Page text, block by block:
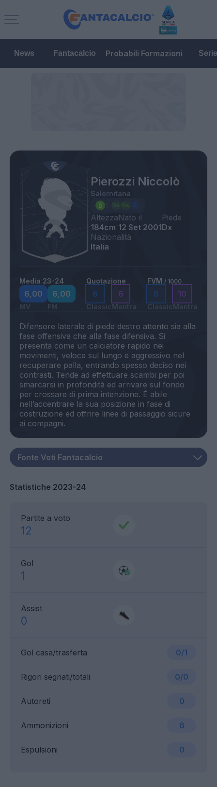
News Fantacalcio Probabili Formazioni
Pierozzi Niccolò
Salernitana
Altezza
184cm
Nato il
12 Set 2001
Piede
Dx
Nazionalità
Italia
Media 23-24
6,00
MV
6,00
FM
Quotazione
6
Classic
6
Mantra
FVM / 1000
8
Classic
10
Mantra
Difensore laterale di piede destro attento sia alla
fase offensiva che alla fase difensiva. Si
presenta come un calciatore rapido nei
movimenti, veloce sul lungo e aggressivo nel
recuperare palla, entrando spesso deciso nei
contrasti. Tende ad effettuare scambi per poi
smarcarsi in profondità ed arrivare sul fondo
per crossare di prima intenzione. È abile
nell’accentrare la sua posizione in fase di
costruzione ed offrire linee di passaggio sicure
Statistiche 2023-24
Partite a voto
12
Gol
1
Assist
0
Gol casa/trasferta 0/1
Ammonizioni 6
Rigori segnati/totali 0/0
Espulsioni 0
Autoreti 0